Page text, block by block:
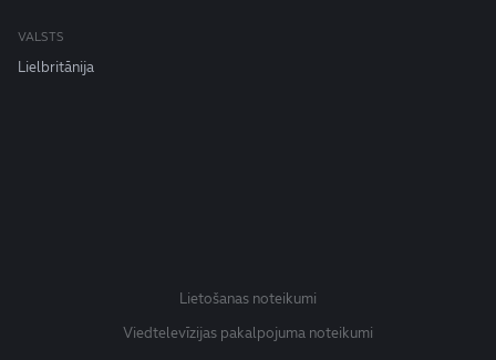
VALSTS
Lielbritānija
Lietošanas noteikumi
Viedtelevīzijas pakalpojuma noteikumi